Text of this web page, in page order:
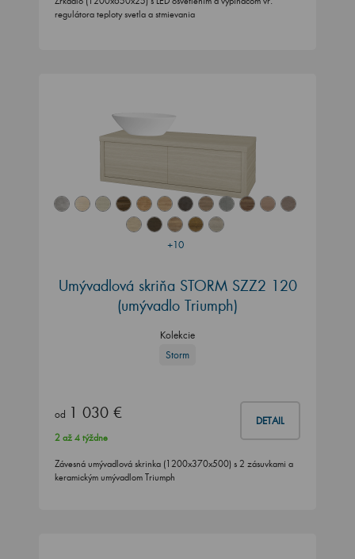
regulátora teploty svetla a stmievania
+10
Umývadlová skriňa STORM SZZ2 120
(umývadlo Triumph)
Kolekcie
Storm
od 1 030 € DETAIL
2 až 4 týždne
Závesná umývadlová skrinka (1200x370x500) s 2 zásuvkami a
keramickým umývadlom Triumph